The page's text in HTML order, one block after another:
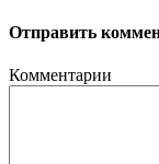
Отправить
Комментарии